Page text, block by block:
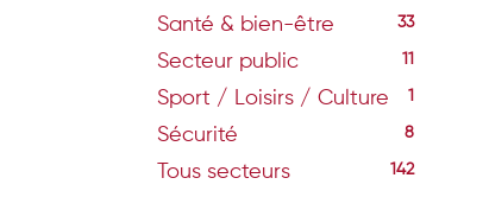
Santé & bien-être 33
Secteur public 11
Sport / Loisirs / Culture 1
Sécurité 8
Tous secteurs 142